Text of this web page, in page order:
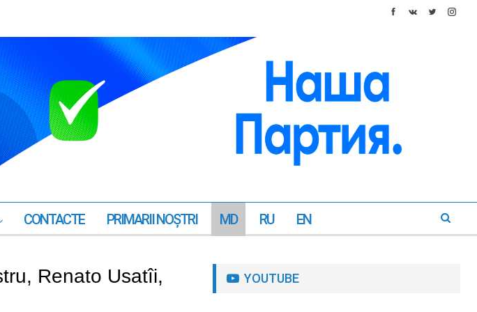
CONTACTE PRIMARII NOŞTRI MD RU EN
Renato Usatîi,
YOUTUBE